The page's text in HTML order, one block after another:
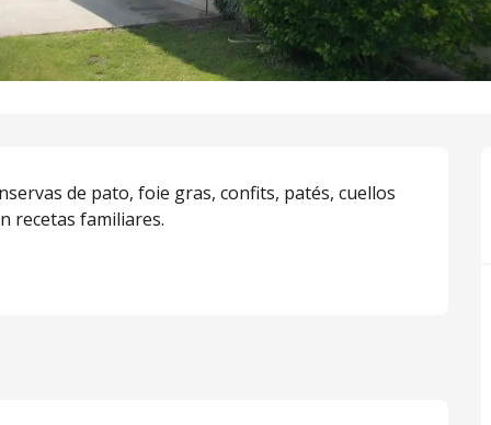
de pato, foie gras, confits, patés, cuellos
recetas familiares.